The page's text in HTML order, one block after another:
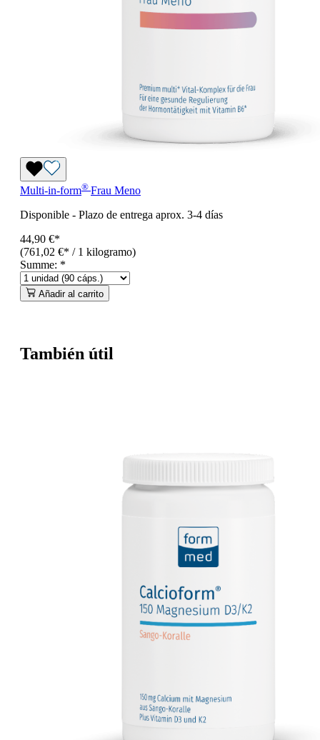
Multi-in-form® Frau Meno
Disponible - Plazo de entrega aprox. 3-4 días
44,90 €*
(761,02 €* / 1 kilogramo)
Summe: *
Añadir al carrito
También útil